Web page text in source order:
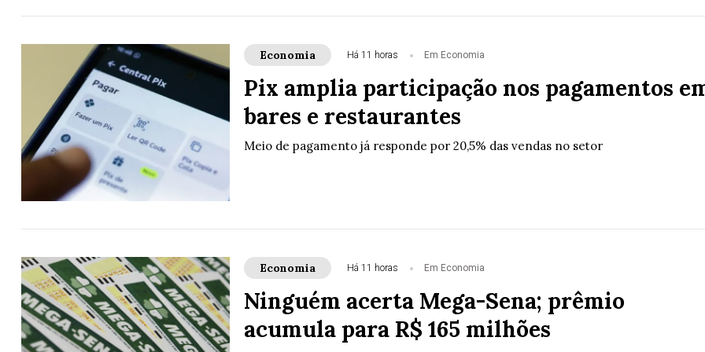
Economia Há 11 horas Em Economia
Pix amplia participação nos pagamentos
bares e restaurantes
Meio de pagamento já responde por 20,5% das vendas no setor
Economia Há 11 horas Em Economia
Ninguém acerta Mega-Sena; prêmio
acumula para R$ 165 milhões